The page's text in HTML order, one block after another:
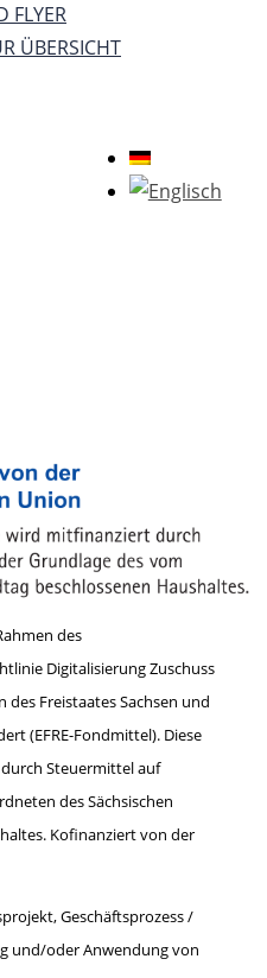
FLYER
ÜBERSICHT
des
Digitalisierung Zuschuss
des Freistaates Sachsen und
(EFRE-Fondmittel). Diese
Steuermittel auf
des Sächsischen
Kofinanziert von der
Geschäftsprozess /
und/oder Anwendung von